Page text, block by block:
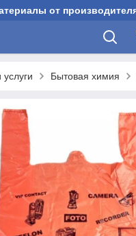
от
Бытовая химия